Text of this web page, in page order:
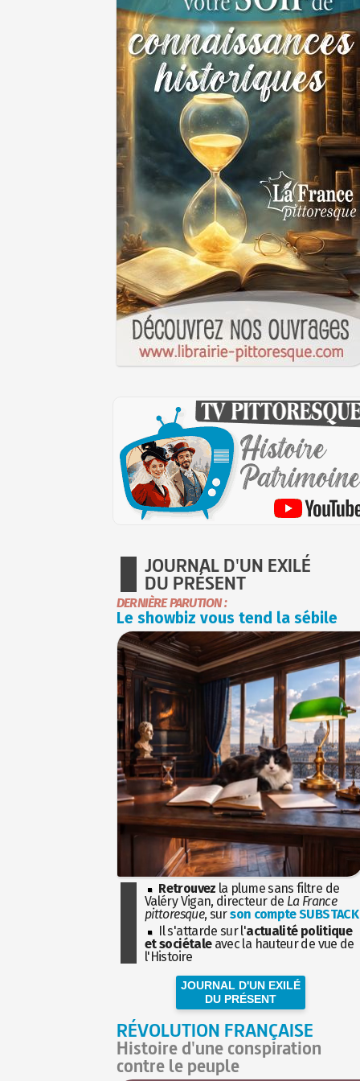
JOURNAL D'UN EXILÉ
DU PRÉSENT
DERNIÈRE PARUTION :
Le showbiz vous tend la sébile
Retrouvez la plume sans filtre de
Valéry Vigan, directeur de La France
pittoresque, surson compte SUBSTACK
Il s'attarde sur l'actualité politique
et sociétaleavec la hauteur de vue de
l'Histoire
JOURNAL D'UN EXILÉ
DU PRÉSENT
RÉVOLUTION FRANÇAISE
Histoire d'une conspiration
contre le peuple